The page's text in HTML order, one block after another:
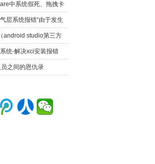
中系统假死、拖拽卡
层系统报错“由于发生
？
android studio第三方
譯安卓libx264編譯輸
统-解决xci安装报错
DURING FILE
之间的恩仇录